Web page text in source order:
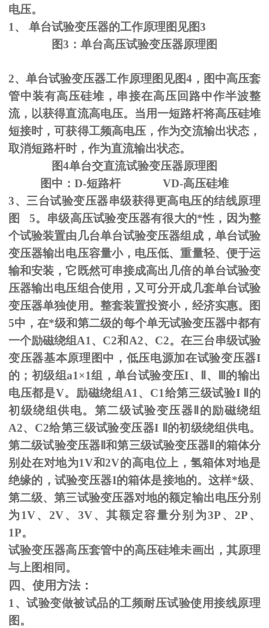
电压。
1、 单台试验变压器的工作原理图见图3
图3 ：单台高压试验变压器原理图
2、单台试验变压器工作原理图见图4 ，图中高压套
管中装有高压硅堆，串接在高压回路中作半波整
流，以获得直流高电压。当用一短路杆将高压硅堆
短接时，可获得工频高电压，作为交流输出状态，
取消短路杆时，作为直流输出状态。
图4单台交直流试验变压器原理图
图中： D-短路杆 VD-高压硅堆
3、三台试验变压器串级获得更高电压的结线原理
图 5。串级高压试验变压器有很大的*性，因为整
个试验装置由几台单台试验变压器组成，单台试验
变压器输出电压容量小，电压低、重量轻、便于运
输和安装，它既然可串接成高出几倍的单台试验变
压器输出电压组合使用，又可分开成几套单台试验
变压器单独使用。整套装置投资小，经济实惠。图
5中，在*级和第二级的每个单无试验变压器中都有
一个励磁绕组 A1 、 C2和 A2、 C2。在三台串级试验
变压器基本原理图中，低压电源加在试验变压器I
的；初级组a1×1组，单台试验变压I、 、
的输出
电压都是V。励磁绕组 A1 、 C1给第三级试验I
Ⅱ的
初级绕组供电。第二级试验变压器Ⅱ的励磁绕组
A2、C2给第三级试验变压器I Ⅱ的初级绕组供电。
第二级试验变压器Ⅱ和第三级试验变压器Ⅱ的箱体分
别处在对地为1V和2V的高电位上，氢箱体对地是
绝缘的，试验变压器I的箱体是接地的。这样*级、
第二级、第三试验变压器对地的额定输出电压分别
为1V、2V、3V、其额定容量分别为3P、2P、
1P。
试验变压器高压套管中的高压硅堆未画出，其原理
与上图相同。
四、使用方法：
1、试验变做被试品的工频耐压试验使用接线原理
图。